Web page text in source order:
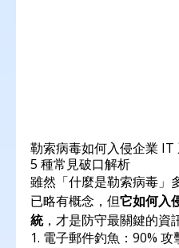
勒索病毒如何入侵企業 IT
5 種常見破口解析
雖然「什麼是勒索病毒」
已略有概念，但它如何入
統，才是防守最關鍵的資訊
1. 電子郵件釣魚：90% 攻